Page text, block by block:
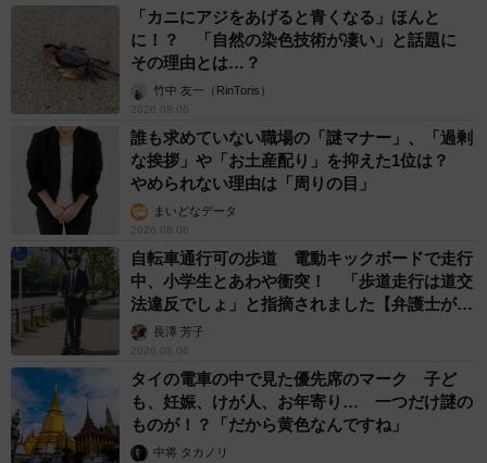
「カニにアジをあげると青くなる」ほんと
に！？ 「自然の染色技術が凄い」と話題に
その理由とは…？
竹中 友一（RinToris）
2026.08.06
誰も求めていない職場の「謎マナー」、「過剰
な挨拶」や「お土産配り」を抑えた1位は？
やめられない理由は「周りの目」
まいどなデータ
2026.08.06
自転車通行可の歩道 電動キックボードで走行
中、小学生とあわや衝突！ 「歩道走行は道交
法違反でしょ」と指摘されました【弁護士が解
説】長澤 芳子
2026.08.06
タイの電車の中で見た優先席のマーク 子ど
も、妊娠、けが人、お年寄り… 一つだけ謎の
ものが！？「だから黄色なんですね」
中将 タカノリ